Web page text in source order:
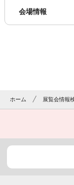
会場情報
ホーム 展覧会情報